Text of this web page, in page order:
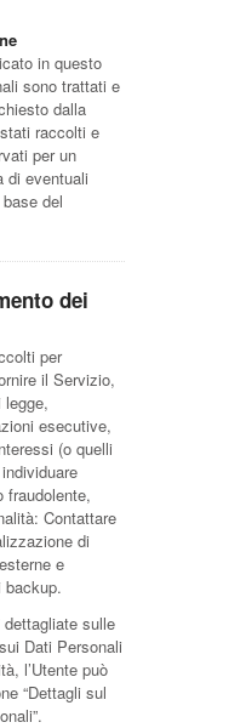
in questo
sono trattati e
dalla
raccolti e
per un
di eventuali
del
dei
per
il Servizio,
legge,
esecutive,
(o quelli
fraudolente,
Contattare
di
e
backup.
sulle
Dati Personali
l’Utente può
“Dettagli sul